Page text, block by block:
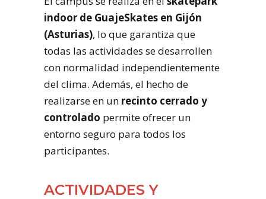
indoor de GuajeSkates en Gijón
(Asturias), lo que garantiza que
todas las actividades se desarrollen
con normalidad independientemente
del clima. Además, el hecho de
realizarse en un recinto cerrado y
controlado permite ofrecer un
entorno seguro para todos los
participantes.
ACTIVIDADES Y